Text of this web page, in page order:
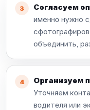
Согласуем
именно нужно
объединить,
Организуем
Уточняем
водителя или